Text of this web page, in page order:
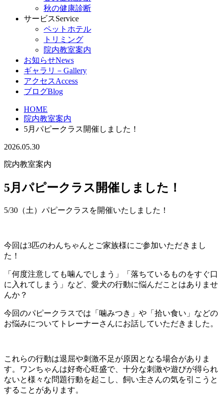
秋の健康診断
サービスService
ペットホテル
トリミング
院内教室案内
お知らせNews
ギャラリ－ Gallery
アクセスAccess
ブログBlog
HOME
院内教室案内
5月パピークラス開催しました！
2026.05.30
院内教室案内
5月パピークラス開催しました！
5/30（土）パピークラスを開催いたしました！
今回は3匹のわんちゃんとご家族様にご参加いただきまし
た！
「何度注意しても噛んでしまう」「落ちているものをすぐ口
に入れてしまう」など、愛犬の行動に悩んだことはありませ
んか？
今回のパピークラスでは「噛みつき」や「拾い食い」などの
お悩みについてトレーナーさんにお話していただきました。
これらの行動は退屈や刺激不足が原因となる場合がありま
す。ワンちゃんは好奇心旺盛で、十分な刺激や遊びが得られ
ないと様々な問題行動を起こし、飼い主さんの気を引こうと
することがあります。